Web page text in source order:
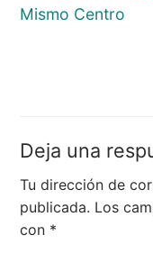
Mismo Centro
Deja una
Tu dirección de
publicada. Los
con *